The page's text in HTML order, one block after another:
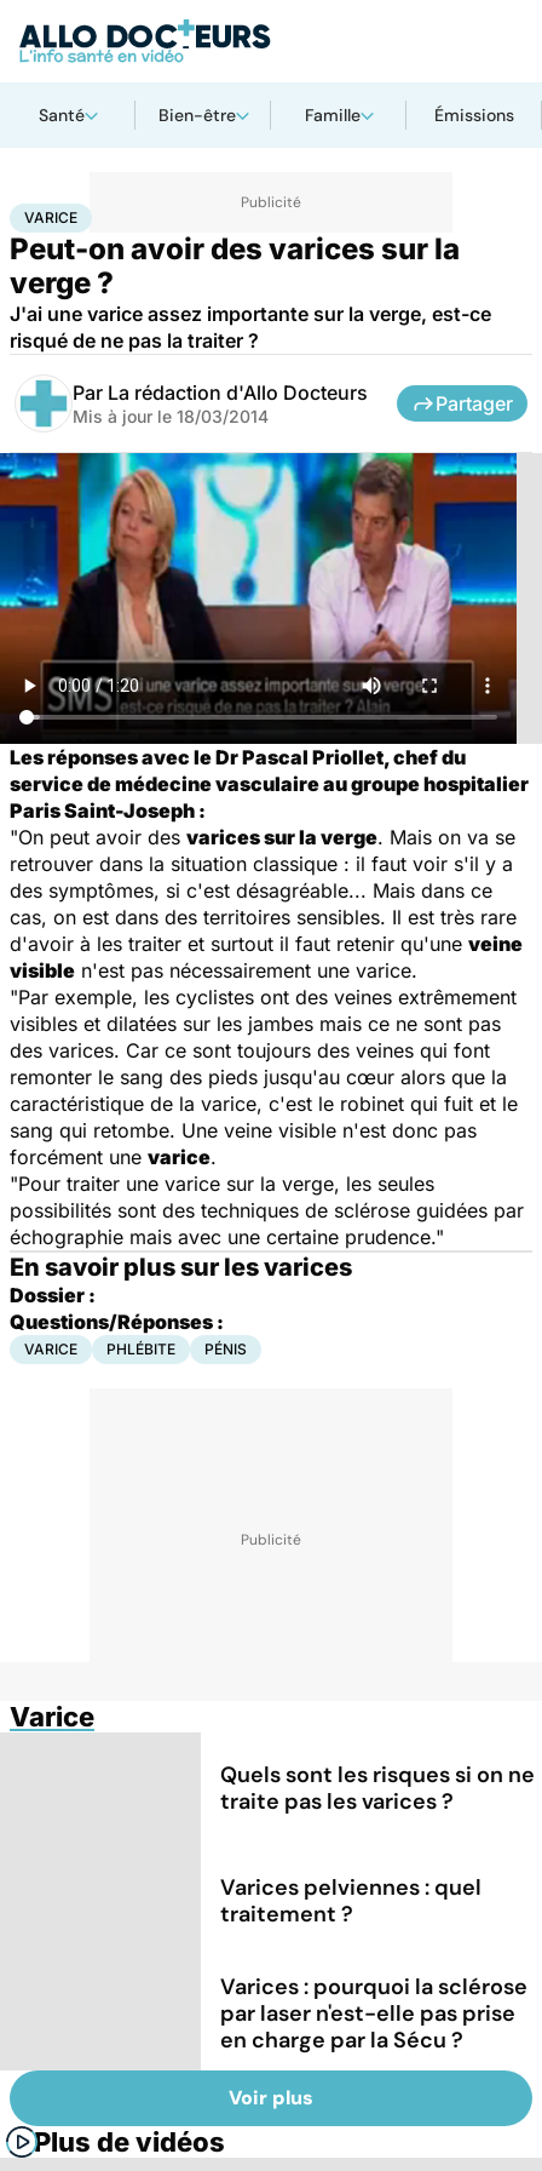
Santé Bien-être Famille Émissions
AccueilSanté
VARICE
Peut-on avoir des varices sur la
verge ?
J'ai une varice assez importante sur la verge, est-ce
risqué de ne pas la traiter ?
Par La rédaction d'Allo Docteurs
Mis à jour le 18/03/2014
Partager
Les réponses avec le Dr Pascal Priollet, chef du
service de médecine vasculaire au groupe hospitalier
Paris Saint-Joseph :
"On peut avoir des varices sur la verge. Mais on va se
retrouver dans la situation classique : il faut voir s'il y a
des symptômes, si c'est désagréable... Mais dans ce
cas, on est dans des territoires sensibles. Il est très rare
d'avoir à les traiter et surtout il faut retenir qu'une veine
visible n'est pas nécessairement une varice.
"Par exemple, les cyclistes ont des veines extrêmement
visibles et dilatées sur les jambes mais ce ne sont pas
des varices. Car ce sont toujours des veines qui font
remonter le sang des pieds jusqu'au cœur alors que la
caractéristique de la varice, c'est le robinet qui fuit et le
sang qui retombe. Une veine visible n'est donc pas
forcément une varice.
"Pour traiter une varice sur la verge, les seules
possibilités sont des techniques de sclérose guidées par
échographie mais avec une certaine prudence."
En savoir plus sur les varices
Dossier :
Questions/Réponses :
VARICE PHLÉBITE PÉNIS
Varice
Quels sont les risques si on ne
traite pas les varices ?
Varices pelviennes : quel
traitement ?
Varices : pourquoi la sclérose
par laser n'est-elle pas prise
en charge par la Sécu ?
Voir plus
Plus de vidéos